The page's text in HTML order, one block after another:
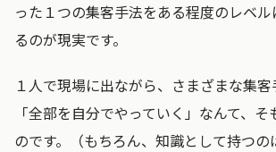
った１つの集客手法をある程度のレベ
るのが現実です。
１人で現場に出ながら、さまざまな集
「全部を自分でやっていく」なんて、
のです。（もちろん、知識として持つ